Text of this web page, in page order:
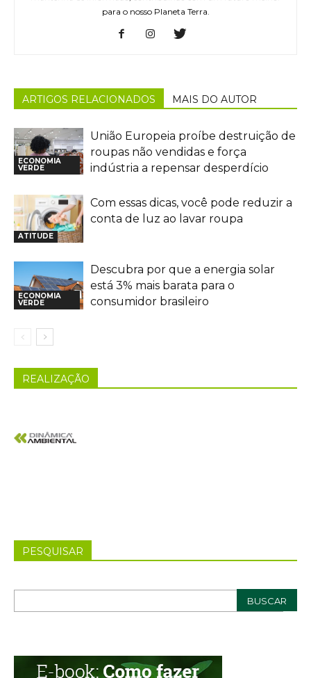
para o nosso Planeta Terra.
ARTIGOS RELACIONADOS MAIS DO AUTOR
ECONOMIA
VERDE
União Europeia proíbe destruição de
roupas não vendidas e força
indústria a repensar desperdício
ATITUDE
Com essas dicas, você pode reduzir a
conta de luz ao lavar roupa
ECONOMIA
VERDE
Descubra por que a energia solar
está 3% mais barata para o
consumidor brasileiro
REALIZAÇÃO
PESQUISAR